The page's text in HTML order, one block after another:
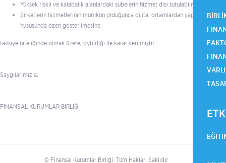
Yüksek riskli ve kalabalık alanlardaki şubelerin hizmet dışı tutulabilmesine,
Şirketlerin hizmetlerinin mümkün olduğunca dijital ortamlardan yapılması
hususunda özen gösterilmesine,
tavsiye niteliğinde olmak üzere, oybirliği ile karar verilmiştir.
Saygılarımızla,
FİNANSAL KURUMLAR BİRLİĞİ
© Finansal Kurumlar Birliği. Tüm Hakları Saklıdır